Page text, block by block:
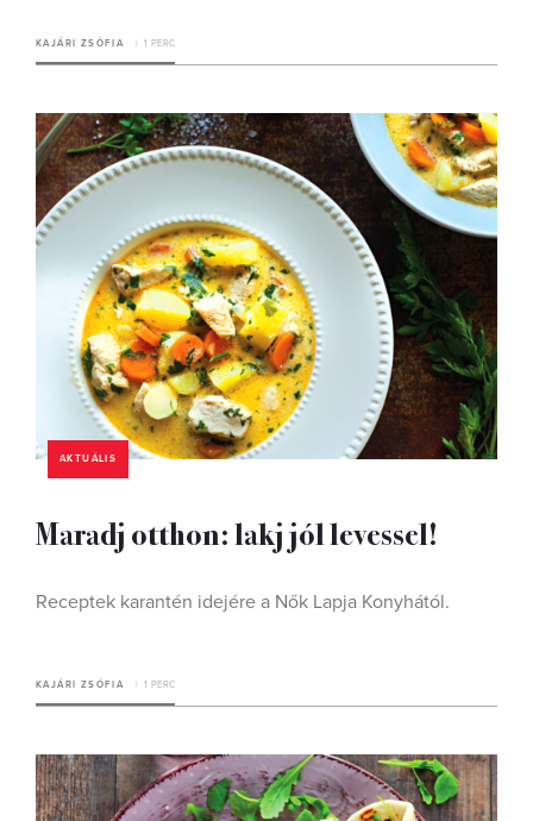
KAJÁRI ZSÓFIA 1 PERC
AKTUÁLIS
Maradj otthon: lakj jól levessel!
Receptek karantén idejére a Nők Lapja Konyhától.
KAJÁRI ZSÓFIA 1 PERC